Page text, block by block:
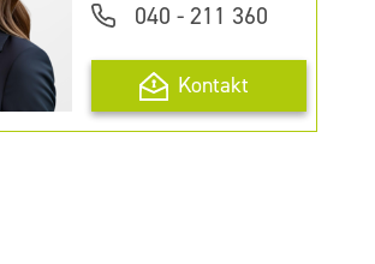
040 - 211 360
Kontakt